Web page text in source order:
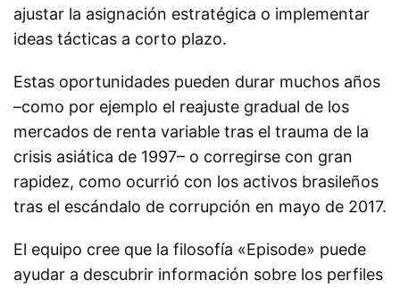
ajustar la asignación estratégica o implementar
ideas tácticas a corto plazo.
Estas oportunidades pueden durar muchos años
–como por ejemplo el reajuste gradual de los
mercados de renta variable tras el trauma de la
crisis asiática de 1997– o corregirse con gran
rapidez, como ocurrió con los activos brasileños
tras el escándalo de corrupción en mayo de 2017.
El equipo cree que la filosofía «Episode» puede
ayudar a descubrir información sobre los perfiles